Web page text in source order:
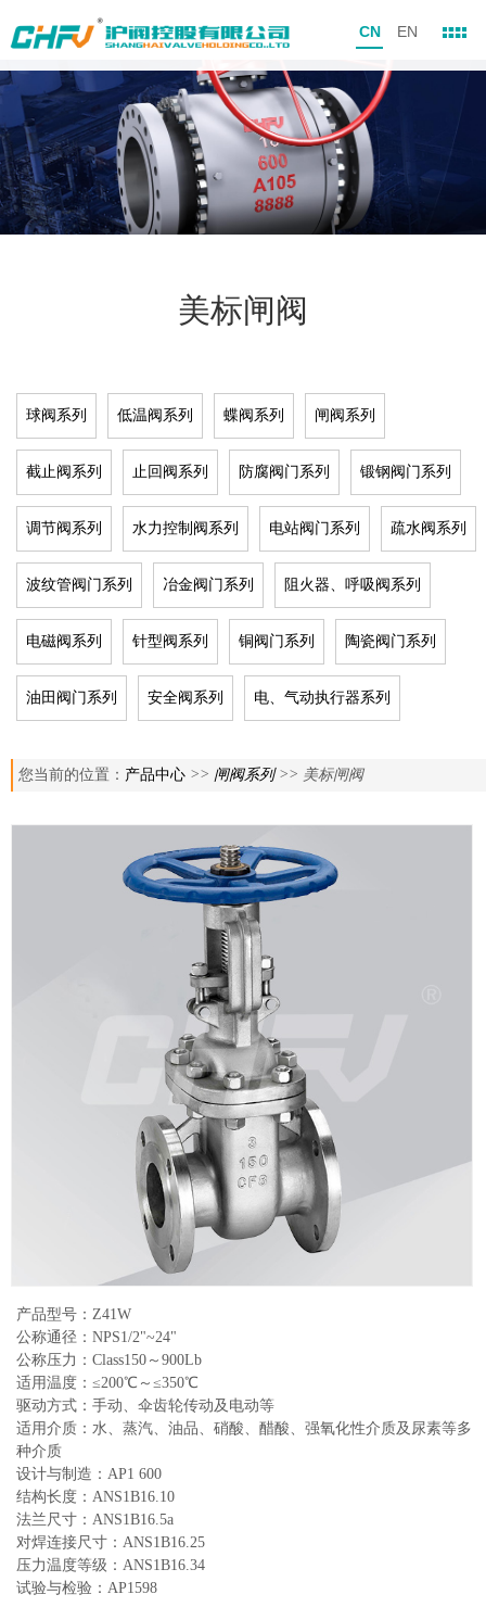
CN EN
美标闸阀
球阀系列 低温阀系列 蝶阀系列 闸阀系列
截止阀系列 止回阀系列 防腐阀门系列 锻钢阀门系列
调节阀系列 水力控制阀系列 电站阀门系列 疏水阀系列
波纹管阀门系列 冶金阀门系列 阻火器、呼吸阀系列
电磁阀系列 针型阀系列 铜阀门系列 陶瓷阀门系列
油田阀门系列 安全阀系列 电、气动执行器系列
您当前的位置： 产品中心 >> 闸阀系列>> 美标闸阀
产品型号：Z41W
公称通径：NPS1/2"~24"
公称压力：Class150～900Lb
适用温度：≤200℃～≤350℃
驱动方式：手动、伞齿轮传动及电动等
适用介质：水、蒸汽、油品、硝酸、醋酸、强氧化性介质及尿素等多
种介质
设计与制造：AP1 600
结构长度：ANS1B16.10
法兰尺寸：ANS1B16.5a
对焊连接尺寸：ANS1B16.25
压力温度等级：ANS1B16.34
试验与检验：AP1598